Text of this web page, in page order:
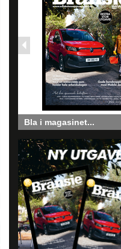
Bla i magasinet...